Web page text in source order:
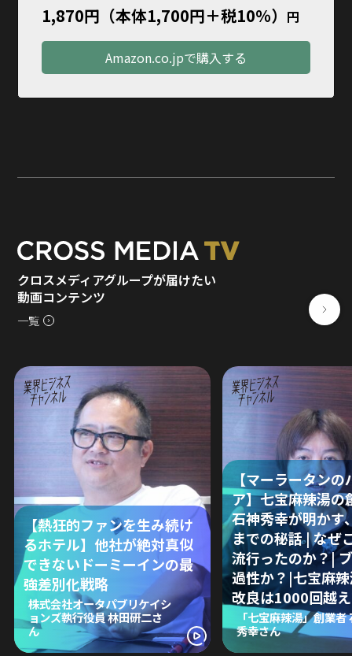
1,870円（本体1,700円＋税10％） 円
Amazon.co.jpで購入する
クロスメディアグループが届けたい
動画コンテンツ
一覧
【熱狂的ファンを生み続け
るホテル】他社が絶対真似
できないドーミーインの最
強差別化戦略
株式会社オータパブリケイシ
ョンズ執行役員 林田研二さ
ん
【マーラータン
ア】七宝麻辣湯の
石神秀幸が明かす
までの秘話 | なぜ
流行ったのか？|
過性か？|七宝麻
改良は1000回越
「七宝麻辣湯」創業者
秀幸さん